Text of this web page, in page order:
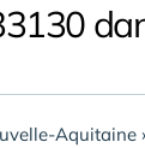
Aquitaine